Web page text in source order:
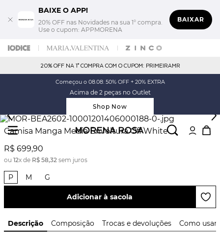
BAIXE O APP!
20% OFF nas Novidades na sua 1° compra.
Use o cupom: APPMORENA
BAIXAR
20% OFF NA 1° COMPRA COM O CUPOM: PRIMEIRAMR
Começou o 08.08: 50% OFF + 20% EXTRA
Acima de 2 peças no Outlet
Shop Now
Camisa Manga Media Envoltura Off White
R$ 699,90
ou 12x de R$ 58,32 sem juros
P M G
Adicionar à sacola
Descrição Composição Trocas e devoluções Como usar